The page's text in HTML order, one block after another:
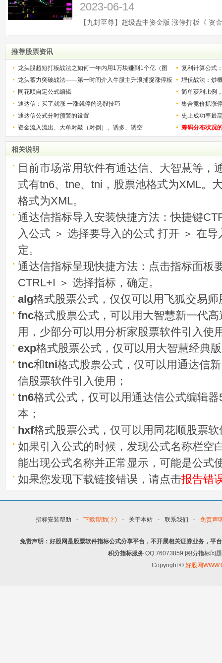
2023-06-14
推荐股票资讯
龙头股超短打板战法之如何一年内用1万块赚到1个亿（图
解）
复利计算公式
少？
龙头蓄力突破战法——第一时间介入牛股主升浪捕捉涨停板
的技巧（图解）
埋伏战法：炒
同花顺自定公式编辑
简单获利比例
用
通达信：买了就涨 一涨就停的选股技巧
集合竞价抓涨
通达信公式分时预警的设置
史上成功率最
称选股法宝！
资金流入流出、大单对敲（对倒）、诱多、诱空 筹码分布状况
相关说明
目前市场常用软件有通达信、大智慧等，
式有tn6、tne、tni，股票池格式为XML。
格式为XML。
通达信指标导入安装快捷方法：快捷键
入公式 ＞ 选择要导入的公式 打开 ＞ 在
定。
通达信指标呈现快捷方法：点击指标面板
CTRL+I ＞ 选择指标，确定。
alg格式股票公式，仅仅可以用飞狐交易
fnc格式股票公式，可以用大智慧新一代
用，少部分可以用分析家股票软件引入使
exp格式股票公式，仅可以用大智慧经典
tnc和tni格式股票公式，仅可以用通达信
信股票软件引入使用；
tn6格式公式，仅可以用通达信公式编辑
本；
hxf格式股票公式，仅可以用同花顺股票
如果引入公式的时候，发现公式名称栏空
能出现公式名称并正常显示，可能是公式
如果您发现下载链接错误，请点击报告错
指标安装帮助 - 下载帮助(？) - 关于本站 - 联系我们 - 免责声
免责声明：好股网是股票软件指标公式分享平台，不开展相关证券业务，平
积分指标服务 QQ:76073859 [积分指标问
Copyright © 好股网